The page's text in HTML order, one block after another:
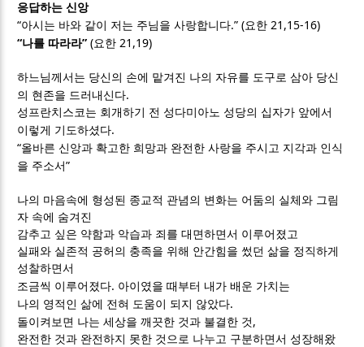
응답하는 신앙
“아시는 바와 같이 저는 주님을 사랑합니다.” (요한 21,15-16)
“나를 따라라” (요한 21,19)
하느님께서는 당신의 손에 맡겨진 나의 자유를 도구로 삼아 당신
의 현존을 드러내신다.
성프란치스코는 회개하기 전 성다미아노 성당의 십자가 앞에서
이렇게 기도하셨다.
“올바른 신앙과 확고한 희망과 완전한 사랑을 주시고 지각과 인식
을 주소서”
나의 마음속에 형성된 종교적 관념의 변화는 어둠의 실체와 그림
자 속에 숨겨진
감추고 싶은 약함과 악습과 죄를 대면하면서 이루어졌고
실패와 실존적 공허의 충족을 위해 안간힘을 썼던 삶을 정직하게
성찰하면서
조금씩 이루어졌다. 아이였을 때부터 내가 배운 가치는
나의 영적인 삶에 전혀 도움이 되지 않았다.
돌이켜보면 나는 세상을 깨끗한 것과 불결한 것 ,
완전한 것과 완전하지 못한 것으로 나누고 구분하면서 성장해왔